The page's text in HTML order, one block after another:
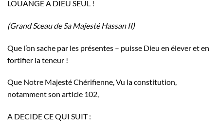
LOUANGE A DIEU SEUL !
(Grand Sceau de Sa Majesté Hassan II)
Que l’on sache par les présentes – puisse Dieu en élever et en
fortifier la teneur !
Que Notre Majesté Chérifienne, Vu la constitution,
notamment son article 102,
A DECIDE CE QUI SUIT :